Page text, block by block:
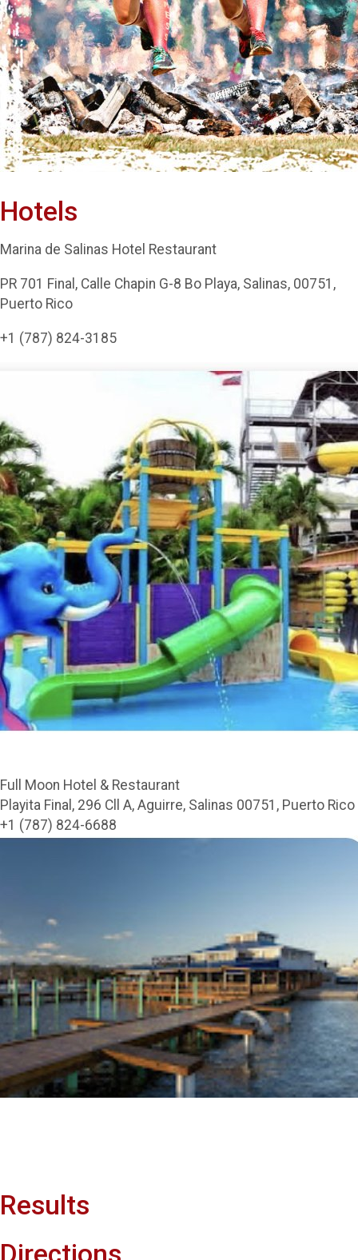
Hotels
Marina de Salinas Hotel Restaurant
PR 701 Final, Calle Chapin G-8 Bo Playa, Salinas, 00751,
Puerto Rico
+1 (787) 824-3185
Full Moon Hotel & Restaurant
Playita Final, 296 Cll A, Aguirre, Salinas 00751, Puerto Rico
+1 (787) 824-6688
Results